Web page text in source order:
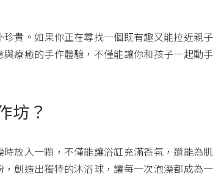
貴。如果你正在尋找一個既有趣又能拉近親
療癒的手作體驗，不僅能讓你和孩子一起動
坊？
放入一顆，不僅能讓浴缸充滿香氛，還能為
創造出獨特的沐浴球，讓每一次泡澡都成為